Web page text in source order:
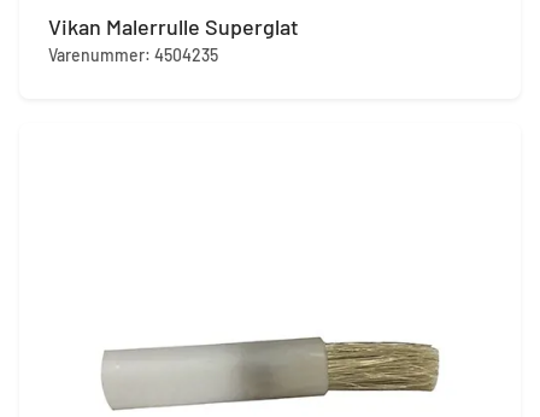
Vikan Malerrulle Superglat
Varenummer: 4504235